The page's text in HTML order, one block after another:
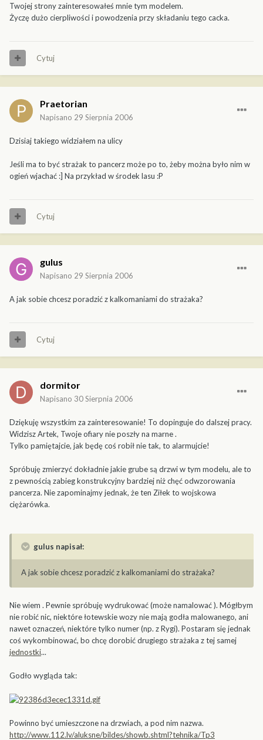
Twojej strony zainteresowałeś mnie tym modelem.
Życzę dużo cierpliwości i powodzenia przy składaniu tego cacka.
Cytuj
Praetorian
Napisano 29 Sierpnia 2006
Dzisiaj takiego widziałem na ulicy
Jeśli ma to być strażak to pancerz może po to, żeby można było nim w
ogień wjachać :] Na przykład w środek lasu :P
Cytuj
gulus
Napisano 29 Sierpnia 2006
A jak sobie chcesz poradzić z kalkomaniami do strażaka?
Cytuj
dormitor
Napisano 30 Sierpnia 2006
Dziękuję wszystkim za zainteresowanie! To dopinguje do dalszej pracy.
Widzisz Artek, Twoje ofiary nie poszły na marne .
Tylko pamiętajcie, jak będę coś robił nie tak, to alarmujcie!
Spróbuję zmierzyć dokładnie jakie grube są drzwi w tym modelu, ale to
z pewnością zabieg konstrukcyjny bardziej niż chęć odwzorowania
pancerza. Nie zapominajmy jednak, że ten Ziłek to wojskowa
ciężarówka.
gulus napisał:
A jak sobie chcesz poradzić z kalkomaniami do strażaka?
Nie wiem . Pewnie spróbuję wydrukować (może namalować ). Mógłbym
nie robić nic, niektóre łotewskie wozy nie mają godła malowanego, ani
nawet oznaczeń, niektóre tylko numer (np. z Rygi). Postaram się jednak
coś wykombinować, bo chcę dorobić drugiego strażaka z tej samej
jednostki...
Godło wygląda tak:
Powinno być umieszczone na drzwiach, a pod nim nazwa.
http://www.112.lv/aluksne/bildes/showb.shtml?tehnika/Tp3